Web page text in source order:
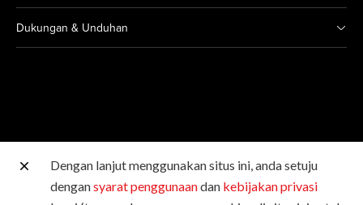
Dukungan & Unduhan
Situs Canon lainnya
Dengan lanjut menggunakan situs ini, anda setuju
dengansyarat penggunaandan kebijakan privasi